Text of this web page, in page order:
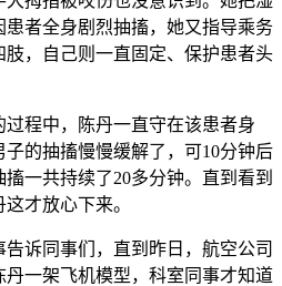
者全身剧烈抽搐，她又指导乘务
，自己则一直固定、保护患者头
程中，陈丹一直守在该患者身
的抽搐慢慢缓解了，可10分钟后
一共持续了20多分钟。直到看到
才放心下来。
诉同事们，直到昨日，航空公司
一架飞机模型，科室同事才知道